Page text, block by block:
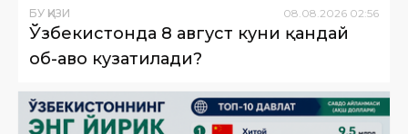
БУ ҚИЗИҚ 08 08 2026 02:56
Ўзбекистонда 8 август куни қандай
об-ҳаво кузатилади?